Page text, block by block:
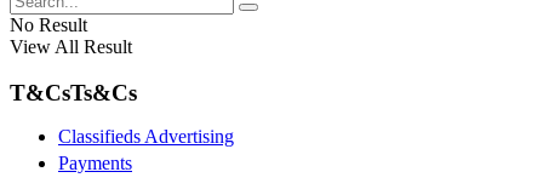
No Result
View All Result
T&CsTs&Cs
Classifieds Advertising
Payments